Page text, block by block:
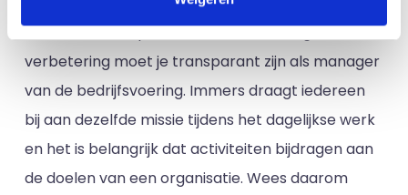
Gedurende het proces van ontwikkeling en
verbetering moet je transparant zijn als manager
van de bedrijfsvoering. Immers draagt iedereen
bij aan dezelfde missie tijdens het dagelijkse werk
en het is belangrijk dat activiteiten bijdragen aan
de doelen van een organisatie. Wees daarom